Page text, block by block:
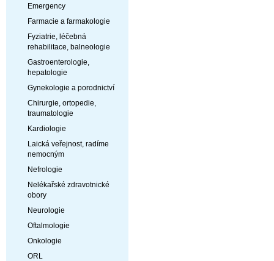
Emergency
Farmacie a farmakologie
Fyziatrie, léčebná
rehabilitace, balneologie
Gastroenterologie,
hepatologie
Gynekologie a porodnictví
Chirurgie, ortopedie,
traumatologie
Kardiologie
Laická veřejnost, radíme
nemocným
Nefrologie
Nelékařské zdravotnické
obory
Neurologie
Oftalmologie
Onkologie
ORL